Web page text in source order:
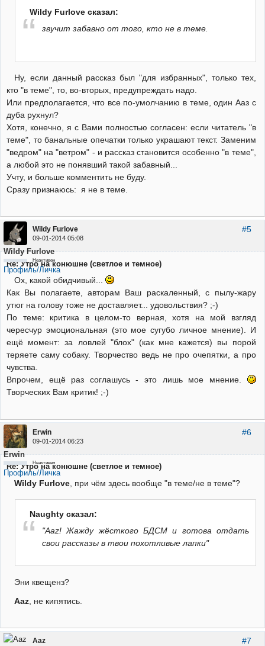
Wildy Furlove сказал:
звучит забавно от того, кто не в теме.
Ну, если данный рассказ был "для избранных", только тех,
кто "в теме", то, во-вторых, предупреждать надо.
Или предполагается, что все по-умолчанию в теме, один Ааз с
дуба рухнул?
Хотя, конечно, я с Вами полностью согласен: если читатель "в
теме", то банальные опечатки только украшают текст. Заменим
"ведром" на "ветром" - и рассказ становится особенно "в теме",
а любой это не понявший такой забавный...
Учту, и больше комментить не буду.
Сразу признаюсь: я не в теме.
#5
Wildy Furlove
09-01-2014 05:08
Wildy Furlove
Неактивен
Профиль/Личка
Re: Утро на конюшне (светлое и темное)
Ох, какой обидчивый...
Как Вы полагаете, авторам Ваш раскаленный, с пылу-жару
утюг на голову тоже не доставляет... удовольствия? ;-)
По теме: критика в целом-то верная, хотя на мой взгляд
чересчур эмоциональная (это мое сугубо личное мнение). И
ещё момент: за ловлей "блох" (как мне кажется) вы порой
теряете саму собаку. Творчество ведь не про очепятки, а про
чувства.
Впрочем, ещё раз соглашусь - это лишь мое мнение.
Творческих Вам критик! ;-)
#6
Erwin
09-01-2014 06:23
Erwin
Неактивен
Профиль/Личка
Re: Утро на конюшне (светлое и темное)
Wildy Furlove, при чём здесь вообще "в теме/не в теме"?
Naughty сказал:
"Aaz! Жажду жёсткого БДСМ и готова отдать
свои рассказы в твои похотливые лапки"
Эни квещенз?
Aaz, не кипятись.
#7
Aaz